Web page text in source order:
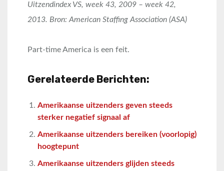
Uitzendindex VS, week 43, 2009 – week 42,
2013. Bron: American Staffing Association (ASA)
Part-time America is een feit.
Gerelateerde Berichten:
Amerikaanse uitzenders geven steeds
sterker negatief signaal af
Amerikaanse uitzenders bereiken (voorlopig)
hoogtepunt
Amerikaanse uitzenders glijden steeds